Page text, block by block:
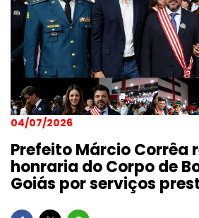
04/07/2026
Prefeito Márcio Corrêa
honraria do Corpo de
Goiás por serviços